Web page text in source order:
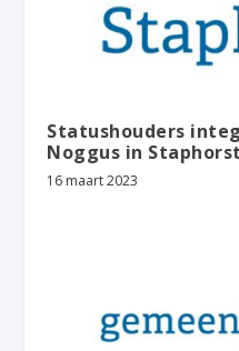
Statushouders
Noggus in Staphorst
16 maart 2023